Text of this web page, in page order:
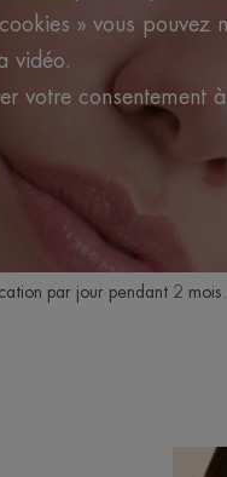
» vous
vidéo.
votre consentement
par jour pendant 2 mois.